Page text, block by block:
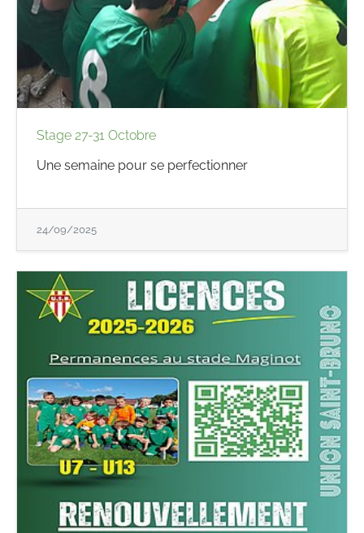
Stage 27-31 Octobre
Une semaine pour se perfectionner
24/09/2025